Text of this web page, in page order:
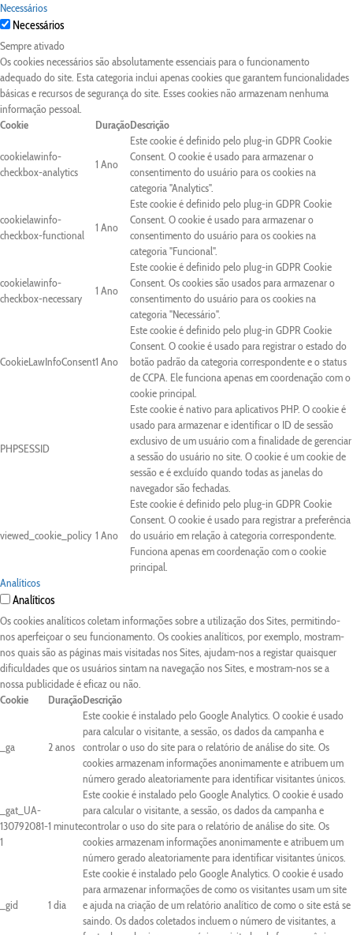
Necessários
Necessários
Sempre ativado
Os cookies necessários são absolutamente essenciais para o funcionamento
adequado do site. Esta categoria inclui apenas cookies que garantem funcionalidades
básicas e recursos de segurança do site. Esses cookies não armazenam nenhuma
informação pessoal.
Cookie
DuraçãoDescrição
cookielawinfo-
checkbox-analytics
1 Ano
Este cookie é definido pelo plug-in GDPR Cookie
Consent. O cookie é usado para armazenar o
consentimento do usuário para os cookies na
categoria "Analytics".
cookielawinfo-
checkbox-functional
1 Ano
Este cookie é definido pelo plug-in GDPR Cookie
Consent. O cookie é usado para armazenar o
consentimento do usuário para os cookies na
categoria "Funcional".
cookielawinfo-
checkbox-necessary
1 Ano
Este cookie é definido pelo plug-in GDPR Cookie
Consent. Os cookies são usados para armazenar o
consentimento do usuário para os cookies na
categoria "Necessário".
CookieLawInfoConsent1 Ano
Este cookie é definido pelo plug-in GDPR Cookie
Consent. O cookie é usado para registrar o estado do
botão padrão da categoria correspondente e o status
de CCPA. Ele funciona apenas em coordenação com o
cookie principal.
PHPSESSID
Este cookie é nativo para aplicativos PHP. O cookie é
usado para armazenar e identificar o ID de sessão
exclusivo de um usuário com a finalidade de gerenciar
a sessão do usuário no site. O cookie é um cookie de
sessão e é excluído quando todas as janelas do
navegador são fechadas.
viewed_cookie_policy 1 Ano
Este cookie é definido pelo plug-in GDPR Cookie
Consent. O cookie é usado para registrar a preferência
do usuário em relação à categoria correspondente.
Funciona apenas em coordenação com o cookie
principal.
Analíticos
Analíticos
Os cookies analíticos coletam informações sobre a utilização dos Sites, permitindo-
nos aperfeiçoar o seu funcionamento. Os cookies analíticos, por exemplo, mostram-
nos quais são as páginas mais visitadas nos Sites, ajudam-nos a registar quaisquer
dificuldades que os usuários sintam na navegação nos Sites, e mostram-nos se a
nossa publicidade é eficaz ou não.
Cookie
DuraçãoDescrição
_ga 2 anos
Este cookie é instalado pelo Google Analytics. O cookie é usado
para calcular o visitante, a sessão, os dados da campanha e
controlar o uso do site para o relatório de análise do site. Os
cookies armazenam informações anonimamente e atribuem um
número gerado aleatoriamente para identificar visitantes únicos.
_gat_UA-
130792081-
1
1 minute
Este cookie é instalado pelo Google Analytics. O cookie é usado
para calcular o visitante, a sessão, os dados da campanha e
controlar o uso do site para o relatório de análise do site. Os
cookies armazenam informações anonimamente e atribuem um
número gerado aleatoriamente para identificar visitantes únicos.
_gid 1 dia
Este cookie é instalado pelo Google Analytics. O cookie é usado
para armazenar informações de como os visitantes usam um site
e ajuda na criação de um relatório analítico de como o site está se
saindo. Os dados coletados incluem o número de visitantes, a